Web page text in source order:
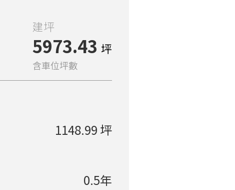
建坪
5973.43 坪
含車位坪數
1148.99 坪
0.5年